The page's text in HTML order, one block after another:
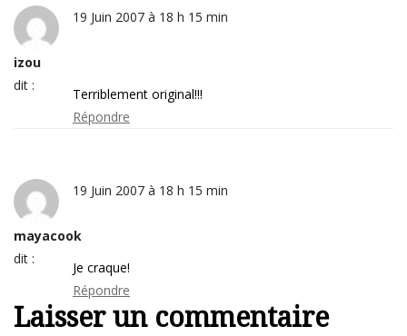
izou
dit :
19 Juin 2007 à 18 h 15 min
Terriblement original!!!
Répondre
mayacook
dit :
19 Juin 2007 à 18 h 15 min
Je craque!
Répondre
Laisser un commentaire